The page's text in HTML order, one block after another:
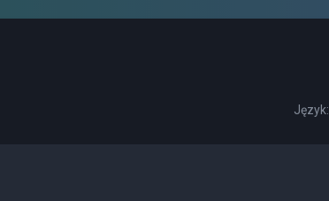
Język: